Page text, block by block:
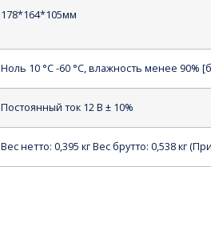
178*164*105мм
Ноль 10 °C -60 °C, влажность менее 90%
Постоянный ток 12 В ± 10%
Вес нетто: 0,395 кг Вес брутто: 0,538 кг